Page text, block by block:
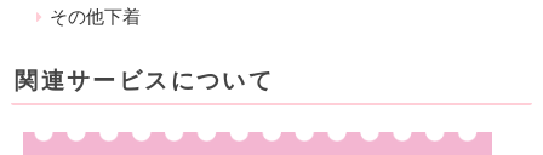
その他下着
関連サービスについて